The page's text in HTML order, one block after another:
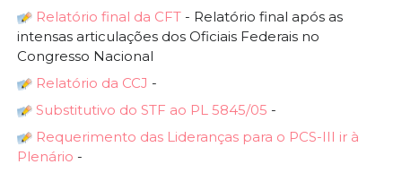
Relatório final da CFT - Relatório final após as
intensas articulações dos Oficiais Federais no
Congresso Nacional
Relatório da CCJ -
Substitutivo do STF ao PL 5845/05 -
Requerimento das Lideranças para o PCS-III ir à
Plenário -